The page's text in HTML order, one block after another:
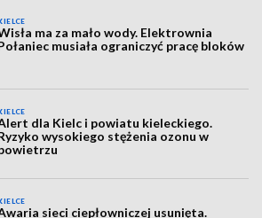
ma za mało wody. Elektrownia
musiała ograniczyć pracę bloków
dla Kielc i powiatu kieleckiego.
wysokiego stężenia ozonu w
sieci ciepłowniczej usunięta.